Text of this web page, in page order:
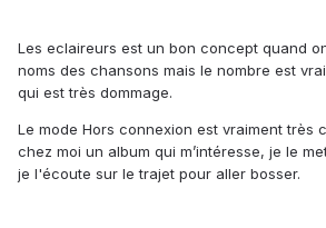
Les eclaireurs est un bon concept quand
noms des chansons mais le nombre est
qui est très dommage.
Le mode Hors connexion est vraiment très
chez moi un album qui m’intéresse, je le
je l'écoute sur le trajet pour aller bosser.